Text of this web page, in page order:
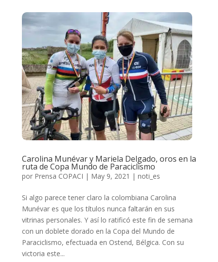
Carolina Munévar y Mariela Delgado, oros en la
ruta de Copa Mundo de Paraciclismo
por Prensa COPACI | May 9, 2021 | noti_es
Si algo parece tener claro la colombiana Carolina
Munévar es que los títulos nunca faltarán en sus
vitrinas personales. Y así lo ratificó este fin de semana
con un doblete dorado en la Copa del Mundo de
Paraciclismo, efectuada en Ostend, Bélgica. Con su
victoria este...